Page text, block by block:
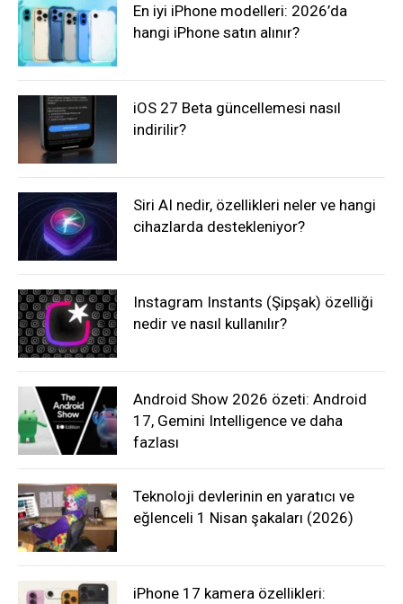
En iyi iPhone modelleri: 2026’da
hangi iPhone satın alınır?
iOS 27 Beta güncellemesi nasıl
indirilir?
Siri AI nedir, özellikleri neler ve hangi
cihazlarda destekleniyor?
Instagram Instants (Şipşak) özelliği
nedir ve nasıl kullanılır?
Android Show 2026 özeti: Android
17, Gemini Intelligence ve daha
fazlası
Teknoloji devlerinin en yaratıcı ve
eğlenceli 1 Nisan şakaları (2026)
iPhone 17 kamera özellikleri: